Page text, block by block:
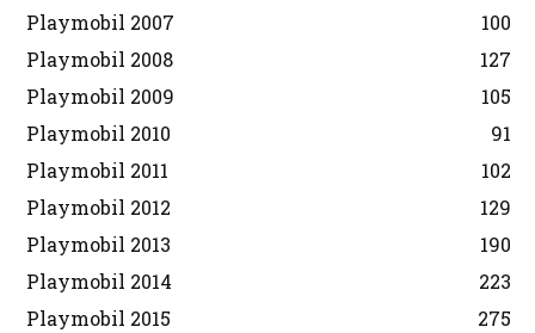
Playmobil 2007
100
Playmobil 2008
127
Playmobil 2009
105
Playmobil 2010
91
Playmobil 2011
102
Playmobil 2012
129
Playmobil 2013
190
Playmobil 2014
223
Playmobil 2015
275